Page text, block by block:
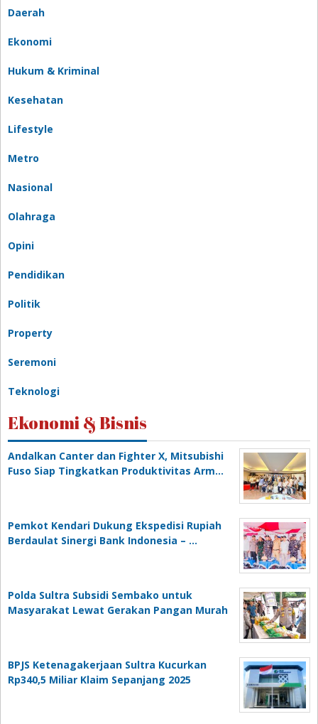
Daerah
Ekonomi
Hukum & Kriminal
Kesehatan
Lifestyle
Metro
Nasional
Olahraga
Opini
Pendidikan
Politik
Property
Seremoni
Teknologi
Ekonomi & Bisnis
Andalkan Canter dan Fighter X, Mitsubishi
Fuso Siap Tingkatkan Produktivitas Arm…
Pemkot Kendari Dukung Ekspedisi Rupiah
Berdaulat Sinergi Bank Indonesia – …
Polda Sultra Subsidi Sembako untuk
Masyarakat Lewat Gerakan Pangan Murah
BPJS Ketenagakerjaan Sultra Kucurkan
Rp340,5 Miliar Klaim Sepanjang 2025